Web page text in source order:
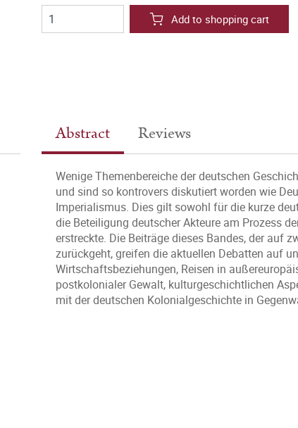
Add to shopping cart
Abstract Reviews
Wenige Themenbereiche der deutschen
und sind so kontrovers diskutiert worden wie
Imperialismus. Dies gilt sowohl für die kurze
die Beteiligung deutscher Akteure am Prozess
erstreckte. Die Beiträge dieses Bandes, der auf
zurückgeht, greifen die aktuellen Debatten auf
Wirtschaftsbeziehungen, Reisen in
postkolonialer Gewalt, kulturgeschichtlichen
mit der deutschen Kolonialgeschichte in